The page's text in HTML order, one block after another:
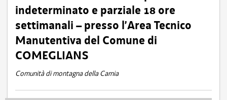
indeterminato e parziale 18 ore
settimanali – presso l’Area Tecnico
Manutentiva del Comune di
COMEGLIANS
Comunità di montagna della Carnia